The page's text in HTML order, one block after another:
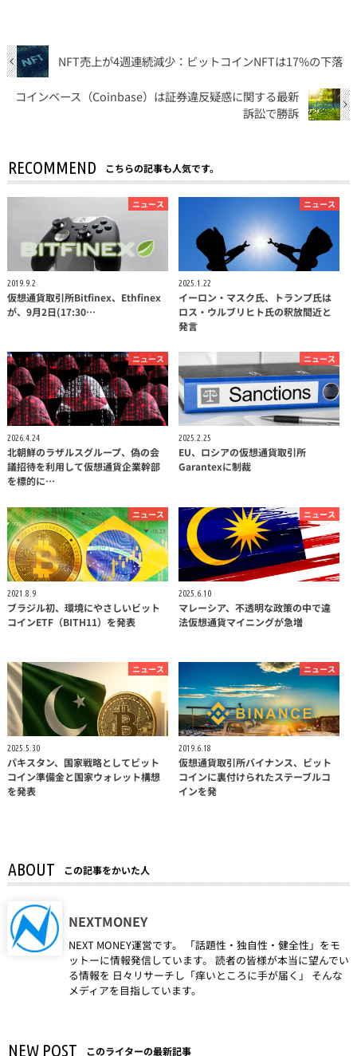
NFT売上が4週連続減少：ビットコインNFTは17%の下落
コインベース（Coinbase）は証券違反疑惑に関する最新
訴訟で勝訴
RECOMMEND こちらの記事も人気です。
ニュース
2019.9.2
仮想通貨取引所Bitfinex、Ethfinex
が、9月2日(17:30…
ニュース
2025.1.22
イーロン・マスク氏、トランプ氏は
ロス・ウルブリヒト氏の釈放間近と
発言
ニュース
2026.4.24
北朝鮮のラザルスグループ、偽の会
議招待を利用して仮想通貨企業幹部
を標的に…
ニュース
2025.2.25
EU、ロシアの仮想通貨取引所
Garantexに制裁
ニュース
2021.8.9
ブラジル初、環境にやさしいビット
コインETF（BITH11）を発表
ニュース
2025.6.10
マレーシア、不透明な政策の中で違
法仮想通貨マイニングが急増
ニュース
2025.5.30
パキスタン、国家戦略としてビット
コイン準備金と国家ウォレット構想
を発表
ニュース
2019.6.18
仮想通貨取引所バイナンス、ビット
コインに裏付けられたステーブルコ
インを発
ABOUT この記事をかいた人
NEXTMONEY
NEXT MONEY運営です。 「話題性・独自性・健全性」をモ
ットーに情報発信しています。 読者の皆様が本当に望んでい
る情報を 日々リサーチし「痒いところに手が届く」 そんな
メディアを目指しています。
NEW POST このライターの最新記事